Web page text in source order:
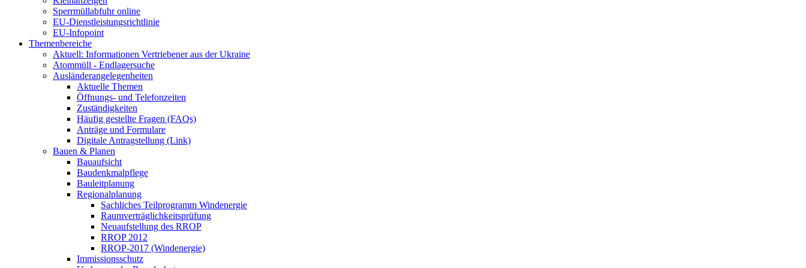
Sperrmüllabfuhr online
EU-Dienstleistungsrichtlinie
EU-Infopoint
Themenbereiche
Aktuell: Informationen Vertriebener aus der Ukraine
Atommüll - Endlagersuche
Ausländerangelegenheiten
Aktuelle Themen
Öffnungs- und Telefonzeiten
Zuständigkeiten
Häufig gestellte Fragen (FAQs)
Anträge und Formulare
Digitale Antragstellung (Link)
Bauen & Planen
Bauaufsicht
Baudenkmalpflege
Bauleitplanung
Regionalplanung
Sachliches Teilprogramm Windenergie
Raumverträglichkeitsprüfung
Neuaufstellung des RROP
RROP 2012
RROP-2017 (Windenergie)
Immissionsschutz